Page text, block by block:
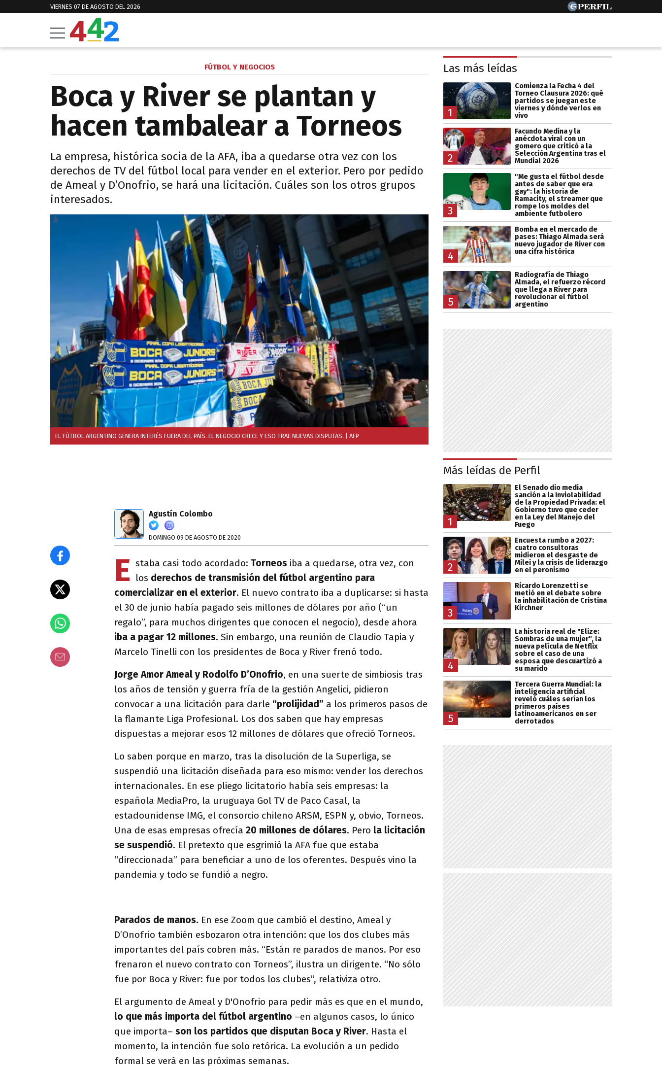
VIERNES 07 DE AGOSTO DEL 2026
FÚTBOL Y NEGOCIOS
Boca y River se plantan y
hacen tambalear a Torneos
La empresa, histórica socia de la AFA, iba a quedarse otra vez con los
derechos de TV del fútbol local para vender en el exterior. Pero por pedido
de Ameal y D’Onofrio, se hará una licitación. Cuáles son los otros grupos
interesados.
EL FÚTBOL ARGENTINO GENERA INTERÉS FUERA DEL PAÍS. EL NEGOCIO CRECE Y ESO TRAE NUEVAS DISPUTAS. | AFP
Agustín Colombo
DOMINGO 09 DE AGOSTO DE 2020
E staba casi todo acordado: Torneos iba a quedarse, otra vez, con
los derechos de transmisión del fútbol argentino para
comercializar en el exterior. El nuevo contrato iba a duplicarse: si hasta
el 30 de junio había pagado seis millones de dólares por año (“un
regalo”, para muchos dirigentes que conocen el negocio), desde ahora
iba a pagar 12 millones. Sin embargo, una reunión de Claudio Tapia y
Marcelo Tinelli con los presidentes de Boca y River frenó todo.
Jorge Amor Ameal y Rodolfo D’Onofrio, en una suerte de simbiosis tras
los años de tensión y guerra fría de la gestión Angelici, pidieron
convocar a una licitación para darle “prolijidad” a los primeros pasos de
la flamante Liga Profesional. Los dos saben que hay empresas
dispuestas a mejorar esos 12 millones de dólares que ofreció Torneos.
Lo saben porque en marzo, tras la disolución de la Superliga, se
suspendió una licitación diseñada para eso mismo: vender los derechos
internacionales. En ese pliego licitatorio había seis empresas: la
española MediaPro, la uruguaya Gol TV de Paco Casal, la
estadounidense IMG, el consorcio chileno ARSM, ESPN y, obvio, Torneos.
Una de esas empresas ofrecía 20 millones de dólares. Pero la licitación
se suspendió. El pretexto que esgrimió la AFA fue que estaba
“direccionada” para beneficiar a uno de los oferentes. Después vino la
pandemia y todo se fundió a negro.
Parados de manos. En ese Zoom que cambió el destino, Ameal y
D’Onofrio también esbozaron otra intención: que los dos clubes más
importantes del país cobren más. “Están re parados de manos. Por eso
frenaron el nuevo contrato con Torneos”, ilustra un dirigente. “No sólo
fue por Boca y River: fue por todos los clubes”, relativiza otro.
El argumento de Ameal y D'Onofrio para pedir más es que en el mundo,
lo que más importa del fútbol argentino –en algunos casos, lo único
que importa– son los partidos que disputan Boca y River. Hasta el
momento, la intención fue solo retórica. La evolución a un pedido
formal se verá en las próximas semanas.
Las más leídas
1
Comienza la Fecha 4 del
Torneo Clausura 2026: qué
partidos se juegan este
viernes y dónde verlos en
vivo
2
Facundo Medina y la
anécdota viral con un
gomero que criticó a la
Selección Argentina tras el
Mundial 2026
3
"Me gusta el fútbol desde
antes de saber que era
gay": la historia de
Ramacity, el streamer que
rompe los moldes del
ambiente futbolero
4
Bomba en el mercado de
pases: Thiago Almada será
nuevo jugador de River con
una cifra histórica
5
Radiografía de Thiago
Almada, el refuerzo récord
que llega a River para
revolucionar el fútbol
argentino
Más leídas de Perfil
1
El Senado dio media
sanción a la Inviolabilidad
de la Propiedad Privada: el
Gobierno tuvo que ceder
en la Ley del Manejo del
Fuego
2
Encuesta rumbo a 2027:
cuatro consultoras
midieron el desgaste de
Milei y la crisis de liderazgo
en el peronismo
3
Ricardo Lorenzetti se
metió en el debate sobre
la inhabilitación de Cristina
Kirchner
4
La historia real de "Elize:
Sombras de una mujer", la
nueva película de Netflix
sobre el caso de una
esposa que descuartizó a
su marido
5
Tercera Guerra Mundial: la
inteligencia artificial
reveló cuáles serían los
primeros países
latinoamericanos en ser
derrotados